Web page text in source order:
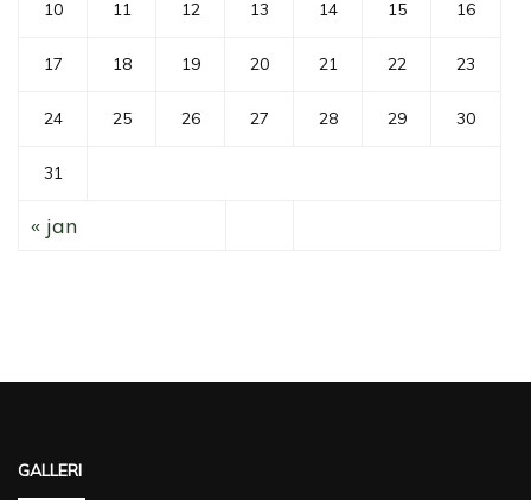
10 11 12 13 14 15 16
17 18 19 20 21 22 23
24 25 26 27 28 29 30
31
« jan
GALLERI